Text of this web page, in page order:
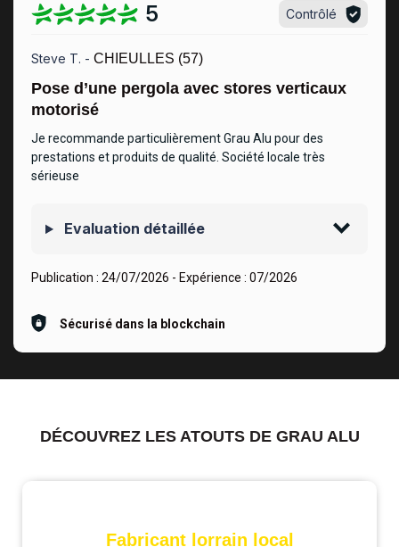
5 Contrôlé
Steve T. - CHIEULLES (57)
Pose d’une pergola avec stores verticaux
motorisé
Je recommande particulièrement Grau Alu pour des
prestations et produits de qualité. Société locale très
sérieuse
Evaluation détaillée
Publication : 24/07/2026 - Expérience : 07/2026
Sécurisé dans la blockchain
DÉCOUVREZ LES ATOUTS DE GRAU ALU
Fabricant lorrain local